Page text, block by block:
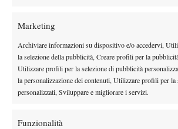
Marketing
Archiviare informazioni su dispositivo e/o accedervi,
la selezione della pubblicità, Creare profili per la
Utilizzare profili per la selezione di pubblicità
la personalizzazione dei contenuti, Utilizzare profili per la
personalizzati, Sviluppare e migliorare i servizi.
Funzionalità
Instagram